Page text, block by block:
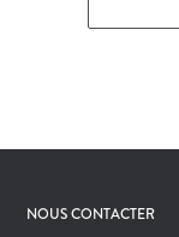
NOUS CONTACTER